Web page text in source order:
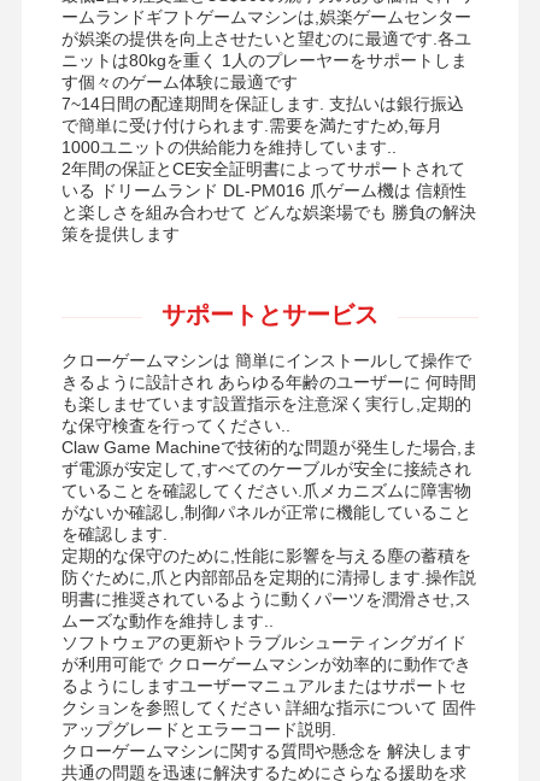
ームランドギフトゲームマシンは,娯楽ゲームセンター
が娯楽の提供を向上させたいと望むのに最適です.各ユ
ニットは80kgを重く 1人のプレーヤーをサポートしま
す個々のゲーム体験に最適です
7~14日間の配達期間を保証します. 支払いは銀行振込
で簡単に受け付けられます.需要を満たすため,毎月
1000ユニットの供給能力を維持しています..
2年間の保証とCE安全証明書によってサポートされて
いる ドリームランド DL-PM016 爪ゲーム機は 信頼性
と楽しさを組み合わせて どんな娯楽場でも 勝負の解決
策を提供します
サポートとサービス
クローゲームマシンは 簡単にインストールして操作で
きるように設計され あらゆる年齢のユーザーに 何時間
も楽しませています設置指示を注意深く実行し,定期的
な保守検査を行ってください..
Claw Game Machineで技術的な問題が発生した場合,ま
ず電源が安定して,すべてのケーブルが安全に接続され
ていることを確認してください.爪メカニズムに障害物
がないか確認し,制御パネルが正常に機能していること
を確認します.
定期的な保守のために,性能に影響を与える塵の蓄積を
防ぐために,爪と内部部品を定期的に清掃します.操作説
明書に推奨されているように動くパーツを潤滑させ,ス
ムーズな動作を維持します..
ソフトウェアの更新やトラブルシューティングガイド
が利用可能で クローゲームマシンが効率的に動作でき
るようにしますユーザーマニュアルまたはサポートセ
クションを参照してください 詳細な指示について 固件
アップグレードとエラーコード説明.
クローゲームマシンに関する質問や懸念を 解決します
共通の問題を迅速に解決するためにさらなる援助を求